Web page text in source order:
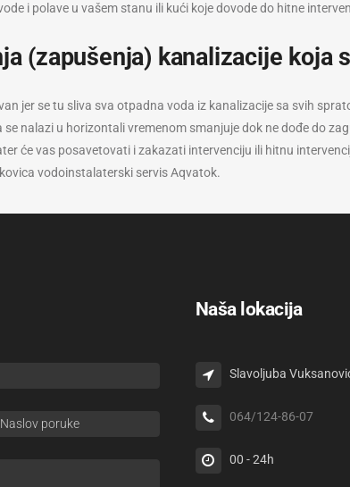
i polave u vašem stanu ili kući koje dovode do hitne
(zapušenja) kanalizacije koja
jer se tu sliva sva otpadna voda iz kanalizacije sa svih
nalazi u horizontali vremenom smanjuje dok ne dođe do
će vas posavetovati i zakazati intervenciju ili hitnu
vodoinstalaterski servis Aqvatok.
Naša lokacija
Slavoljuba
064/124-86-07
00 - 24h